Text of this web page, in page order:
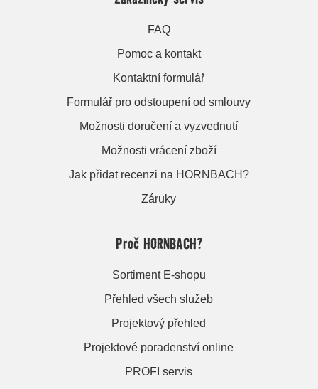
FAQ
Pomoc a kontakt
Kontaktní formulář
Formulář pro odstoupení od smlouvy
Možnosti doručení a vyzvednutí
Možnosti vrácení zboží
Jak přidat recenzi na HORNBACH?
Záruky
Proč HORNBACH?
Sortiment E-shopu
Přehled všech služeb
Projektový přehled
Projektové poradenství online
PROFI servis